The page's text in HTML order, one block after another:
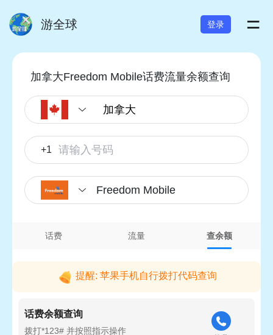
游全球 登录 =
加拿大Freedom Mobile话费流量余额查询
+1
Freedom Mobile
话费 流量 查余额
提醒: 苹果手机自行拨打代码查询
话费余额查询
拨打*123# 并按照指示操​​作